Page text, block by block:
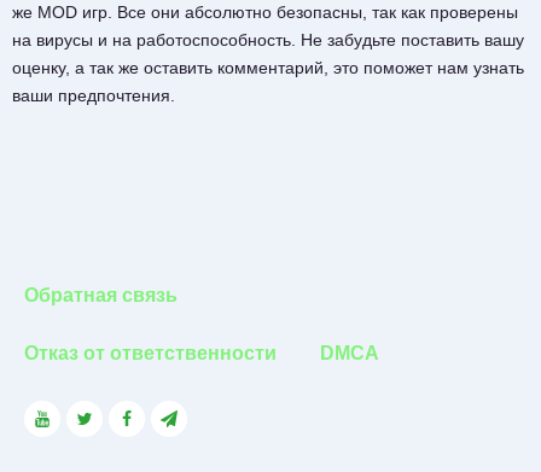
же MOD игр. Все они абсолютно безопасны, так как проверены
на вирусы и на работоспособность. Не забудьте поставить вашу
оценку, а так же оставить комментарий, это поможет нам узнать
ваши предпочтения.
Обратная связь
Отказ от ответственности DMCA